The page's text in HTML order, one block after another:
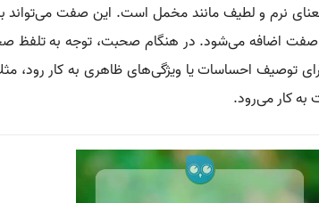
نرم و لطیف مانند مخمل است. این صفت
صفت اضافه می‌شود. در هنگام صحبت، توجه به تلفظ
توصیف احساسات یا ویژگی‌های ظاهری به کار رود، مثلاً
کار می‌رود.